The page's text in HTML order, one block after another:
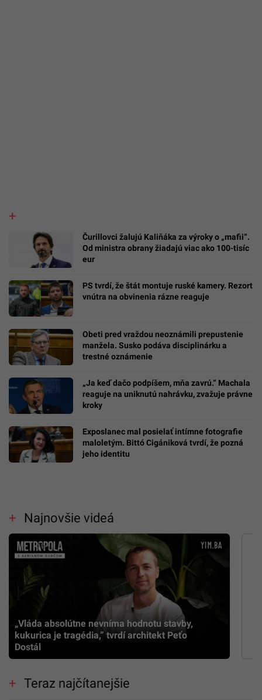
Čurillovci žalujú Kaliňáka za výroky o „mafii“.
Od ministra obrany žiadajú viac ako 100-tisíc
eur
PS tvrdí, že štát montuje ruské kamery. Rezort
vnútra na obvinenia rázne reaguje
Obeti pred vraždou neoznámili prepustenie
manžela. Susko podáva disciplinárku a
trestné oznámenie
„Ja keď dačo podpíšem, mňa zavrú.“ Machala
reaguje na uniknutú nahrávku, zvažuje právne
kroky
Exposlanec mal posielať intímne fotografie
maloletým. Bittó Cigániková tvrdí, že pozná
jeho identitu
Najnovšie videá
„Vláda absolútne nevníma hodnotu stavby,
kukurica je tragédia,” tvrdí architekt Peťo
Dostál
Teraz najčítanejšie